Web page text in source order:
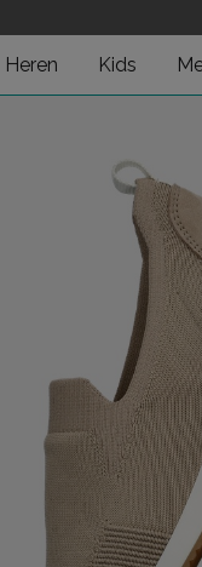
Heren Kids